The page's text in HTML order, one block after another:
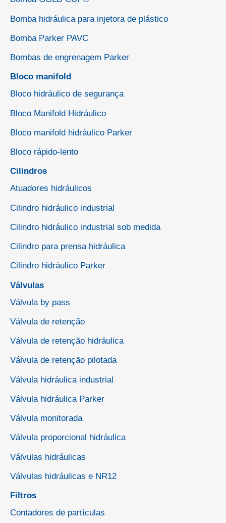
Bomba hidráulica para injetora de plástico
Bomba Parker PAVC
Bombas de engrenagem Parker
Bloco manifold
Bloco hidráulico de segurança
Bloco Manifold Hidráulico
Bloco manifold hidráulico Parker
Bloco rápido-lento
Cilindros
Atuadores hidráulicos
Cilindro hidráulico industrial
Cilindro hidráulico industrial sob medida
Cilindro para prensa hidráulica
Cilindro hidráulico Parker
Válvulas
Válvula by pass
Válvula de retenção
Válvula de retenção hidráulica
Válvula de retenção pilotada
Válvula hidráulica industrial
Válvula hidráulica Parker
Válvula monitorada
Válvula proporcional hidráulica
Válvulas hidráulicas
Válvulas hidráulicas e NR12
Filtros
Contadores de partículas